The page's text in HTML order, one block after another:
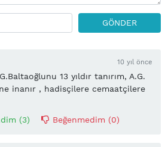
GÖNDER
10 yıl önce
13 yıldır tanırım, A.G.
inanır , hadisçilere cemaatçilere
Cemaatin en güçlü
konuşamaz iken paylaşım
karşı eleştirisini yapardı. Ama
(3) Beğenmedim (0)